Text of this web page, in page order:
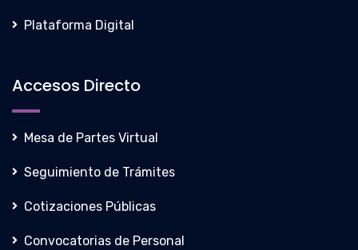
Plataforma Digital
Accesos Directo
Mesa de Partes Virtual
Seguimiento de Trámites
Cotizaciones Públicas
Convocatorias de Personal